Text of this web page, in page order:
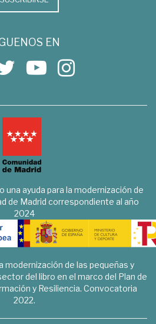
EN
una ayuda para la modernización de
de Madrid correspondiente al año
2024
modernización de las pequeñas y
del libro en el marco del Plan de
y Resiliencia. Convocatoria
2022.